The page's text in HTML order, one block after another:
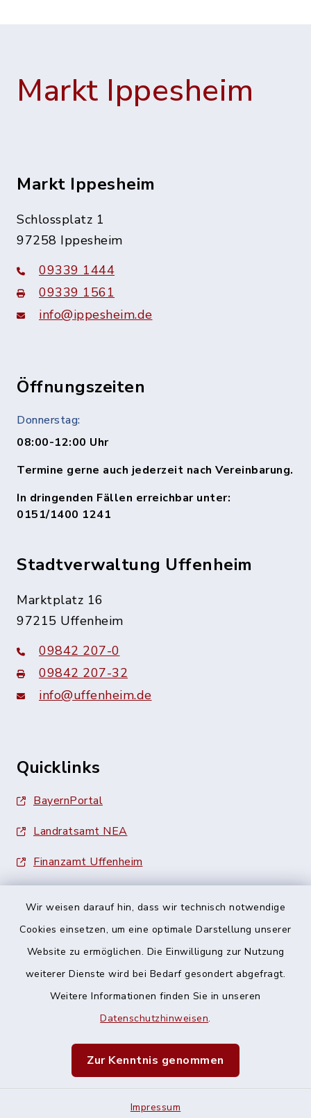
Wir weisen darauf hin, dass wir technisch notwendige
Cookies einsetzen, um eine optimale Darstellung unserer
Website zu ermöglichen. Die Einwilligung zur Nutzung
weiterer Dienste wird bei Bedarf gesondert abgefragt.
Weitere Informationen finden Sie in unseren
Datenschutzhinweisen.
Zur Kenntnis genommen
Impressum
Markt Ippesheim
Markt Ippesheim
Schlossplatz 1
97258 Ippesheim
09339 1444
09339 1561
info@ippesheim.de
Öffnungszeiten
Donnerstag:
08:00-12:00 Uhr
Termine gerne auch jederzeit nach Vereinbarung.
In dringenden Fällen erreichbar unter:
0151/1400 1241
Stadtverwaltung Uffenheim
Marktplatz 16
97215 Uffenheim
09842 207-0
09842 207-32
info@uffenheim.de
Quicklinks
BayernPortal
Landratsamt NEA
Finanzamt Uffenheim
Barrierefreiheit
Impressum
Sitemap